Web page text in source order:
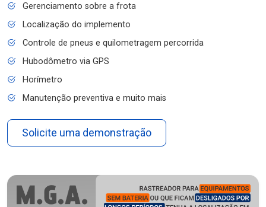
Gerenciamento sobre a frota
Localização do implemento
Controle de pneus e quilometragem percorrida
Hubodômetro via GPS
Horímetro
Manutenção preventiva e muito mais
Solicite uma demonstração